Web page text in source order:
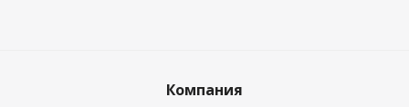
Компания